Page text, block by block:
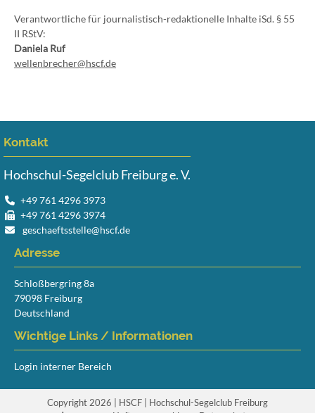
Verantwortliche für journalistisch-redaktionelle Inhalte iSd. § 55
II RStV:
Daniela Ruf
wellenbrecher@hscf.de
Kontakt
Hochschul-Segelclub Freiburg e. V.
+49 761 4296 3973
+49 761 4296 3974
geschaeftsstelle@hscf.de
Adresse
Schloßbergring 8a
79098 Freiburg
Deutschland
Wichtige Links / Informationen
Login interner Bereich
Copyright 2026 | HSCF | Hochschul-Segelclub Freiburg